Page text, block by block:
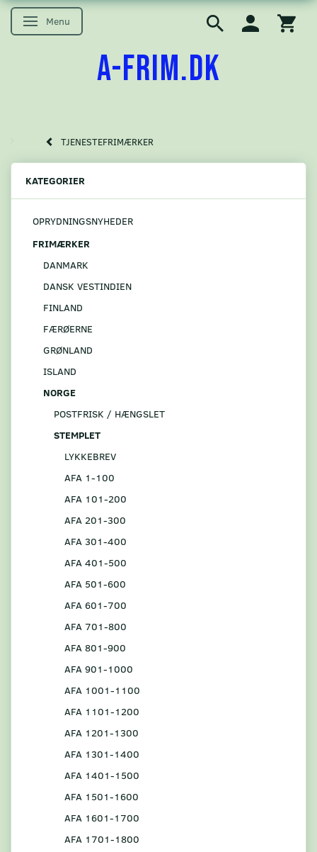
Skifte navigation
Menu
A-FRIM.DK
TJENESTEFRIMÆRKER
KATEGORIER
OPRYDNINGSNYHEDER
FRIMÆRKER
DANMARK
DANSK VESTINDIEN
FINLAND
FÆRØERNE
GRØNLAND
ISLAND
NORGE
POSTFRISK / HÆNGSLET
STEMPLET
LYKKEBREV
AFA 1-100
AFA 101-200
AFA 201-300
AFA 301-400
AFA 401-500
AFA 501-600
AFA 601-700
AFA 701-800
AFA 801-900
AFA 901-1000
AFA 1001-1100
AFA 1101-1200
AFA 1201-1300
AFA 1301-1400
AFA 1401-1500
AFA 1501-1600
AFA 1601-1700
AFA 1701-1800